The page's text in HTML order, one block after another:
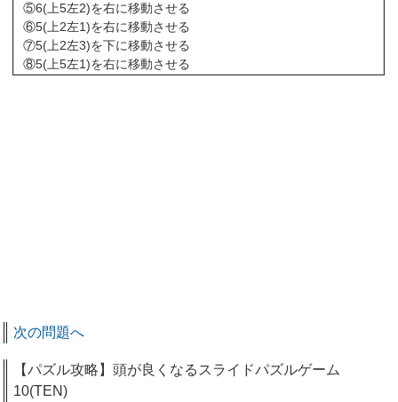
⑤6(上5左2)を右に移動させる
⑥5(上2左1)を右に移動させる
⑦5(上2左3)を下に移動させる
⑧5(上5左1)を右に移動させる
次の問題へ
【パズル攻略】頭が良くなるスライドパズルゲーム
10(TEN)